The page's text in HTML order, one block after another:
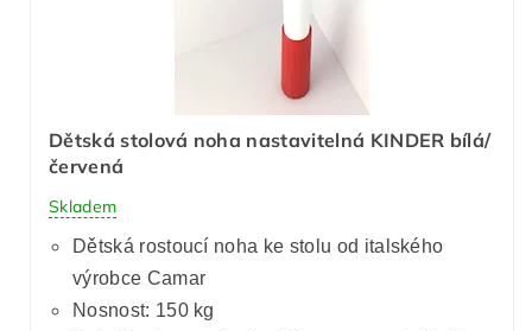
Dětská stolová noha nastavitelná KINDER bílá/
červená
Skladem
Dětská rostoucí noha ke stolu od italského
výrobce Camar
Nosnost: 150 kg